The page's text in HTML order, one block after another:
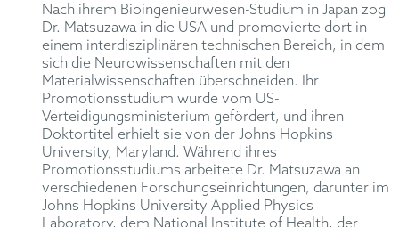
Nach ihrem Bioingenieurwesen-Studium in Japan zog
Dr. Matsuzawa in die USA und promovierte dort in
einem interdisziplinären technischen Bereich, in dem
sich die Neurowissenschaften mit den
Materialwissenschaften überschneiden. Ihr
Promotionsstudium wurde vom US-
Verteidigungsministerium gefördert, und ihren
Doktortitel erhielt sie von der Johns Hopkins
University, Maryland. Während ihres
Promotionsstudiums arbeitete Dr. Matsuzawa an
verschiedenen Forschungseinrichtungen, darunter im
Johns Hopkins University Applied Physics